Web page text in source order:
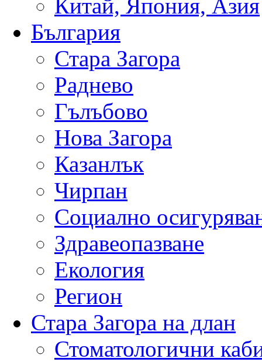
Китай, Япония, Азия
България
Стара Загора
Раднево
Гълъбово
Нова Загора
Казанлък
Чирпан
Социално
Здравеопазване
Екология
Регион
Стара Загора на длан
Стоматологични